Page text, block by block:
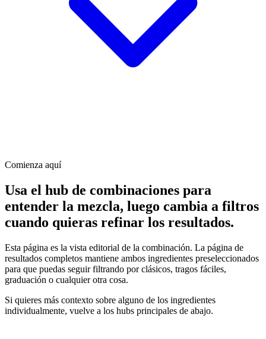
Comienza aquí
Usa el hub de combinaciones para
entender la mezcla, luego cambia a filtros
cuando quieras refinar los resultados.
Esta página es la vista editorial de la combinación. La página de
resultados completos mantiene ambos ingredientes preseleccionados
para que puedas seguir filtrando por clásicos, tragos fáciles,
graduación o cualquier otra cosa.
Si quieres más contexto sobre alguno de los ingredientes
individualmente, vuelve a los hubs principales de abajo.